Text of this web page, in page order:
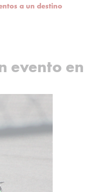
a un destino
evento